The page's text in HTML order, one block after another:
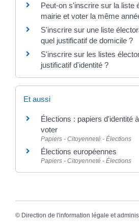
Peut-on s'inscrire sur la liste
mairie et voter la même
S'inscrire sur une liste
quel justificatif de domicile ?
S'inscrire sur les listes
justificatif d'identité ?
Et aussi
Élections : papiers d'identité
voter
Papiers - Citoyenneté - Élections
Élections européennes
Papiers - Citoyenneté - Élections
© Direction de l'information légale et